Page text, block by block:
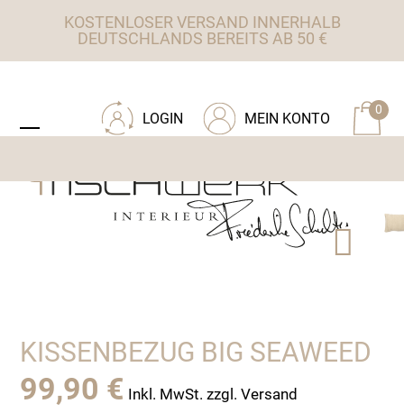
KOSTENLOSER VERSAND INNERHALB
DEUTSCHLANDS BEREITS AB 50 €
0
MEIN KONTO
LOGIN
mobile
mobile
KISSENBEZUG BIG SEAWEED
99,90 € Inkl. MwSt. zzgl. Versand